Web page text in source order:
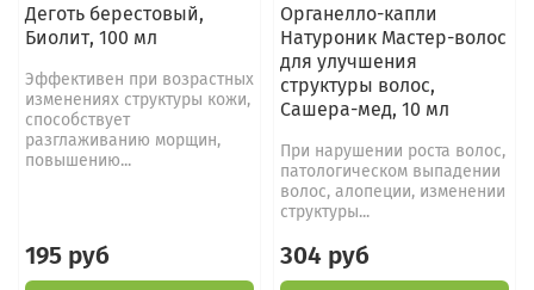
Деготь берестовый,
Биолит, 100 мл
Эффективен при возрастных
изменениях структуры кожи,
способствует
разглаживанию морщин,
повышению...
195 руб
Органелло-капли
Натуроник Мастер-волос
для улучшения
структуры волос,
Сашера-мед, 10 мл
При нарушении роста волос,
патологическом выпадении
волос, алопеции, изменении
структуры...
304 руб